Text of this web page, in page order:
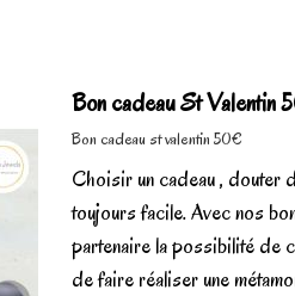
Bon cadeau St Valentin
Bon cadeau st valentin 50€
Choisir un cadeau , douter
toujours facile. Avec nos
partenaire la possibilité de
de faire réaliser une